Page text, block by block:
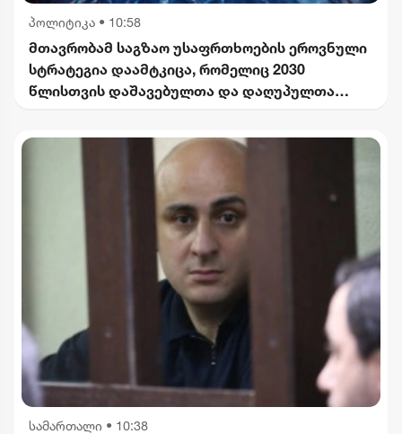
პოლიტიკა • 10:58
მთავრობამ საგზაო უსაფრთხოების ეროვნული
სტრატეგია დაამტკიცა, რომელიც 2030
წლისთვის დაშავებულთა და დაღუპულთა
ითვალისწინებს
სამართალი • 10:38